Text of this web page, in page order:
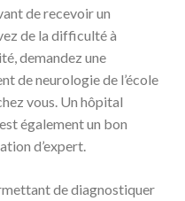
de recevoir un
de la difficulté à
demandez une
de neurologie de l’école
vous. Un hôpital
également un bon
d’expert.
de diagnostiquer